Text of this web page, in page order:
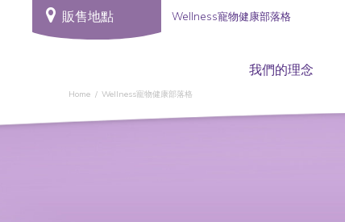
販售地點 Wellness寵物健康部落格
我們的理念
Home Wellness寵物健康部落格